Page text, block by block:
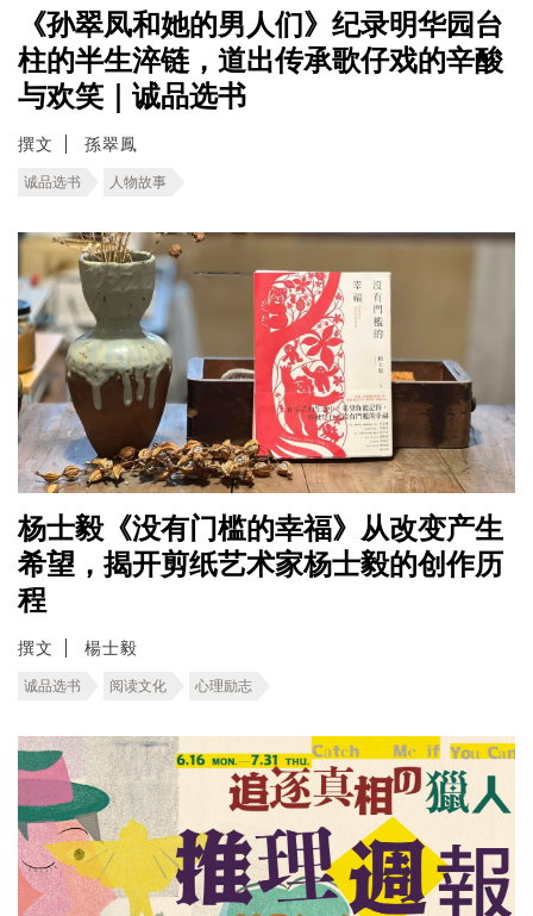
《孙翠凤和她的男人们》纪录明华园台
柱的半生淬链，道出传承歌仔戏的辛酸
与欢笑｜诚品选书
撰文 孫翠鳳
诚品选书 人物故事
杨士毅《没有门槛的幸福》从改变产生
希望，揭开剪纸艺术家杨士毅的创作历
程
撰文 楊士毅
诚品选书 阅读文化 心理励志